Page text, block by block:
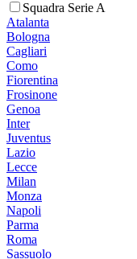
Squadra Serie A
Atalanta
Bologna
Cagliari
Como
Fiorentina
Frosinone
Genoa
Inter
Juventus
Lazio
Lecce
Milan
Monza
Napoli
Parma
Roma
Sassuolo